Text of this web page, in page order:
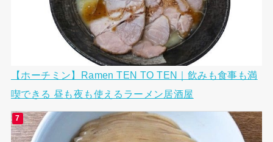
【ホーチミン】Ramen TEN TO TEN｜飲みも食事も満
喫できる 昼も夜も使えるラーメン居酒屋